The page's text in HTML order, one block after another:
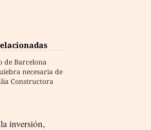
de Barcelona
necesaria de
Constructora
inversión,